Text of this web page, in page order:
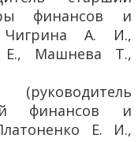
финансов и
Чигрина А. И.,
Е., Машнева Т.,
финансов и
Е. И.,